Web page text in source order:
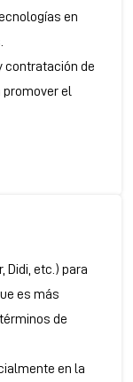
en
contratación de
el
Didi, etc.) para
es más
de
en la